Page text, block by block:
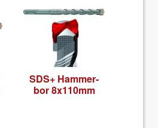
SDS+ Ham­mer­
bor 8x110mm